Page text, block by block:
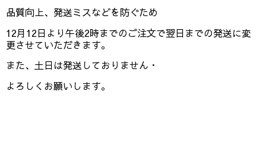
品質向上、発送ミスなどを防ぐため
12月12日より午後2時までのご注文で翌日までの発送に変
更させていただきます。
また、土日は発送しておりません・
よろしくお願いします。